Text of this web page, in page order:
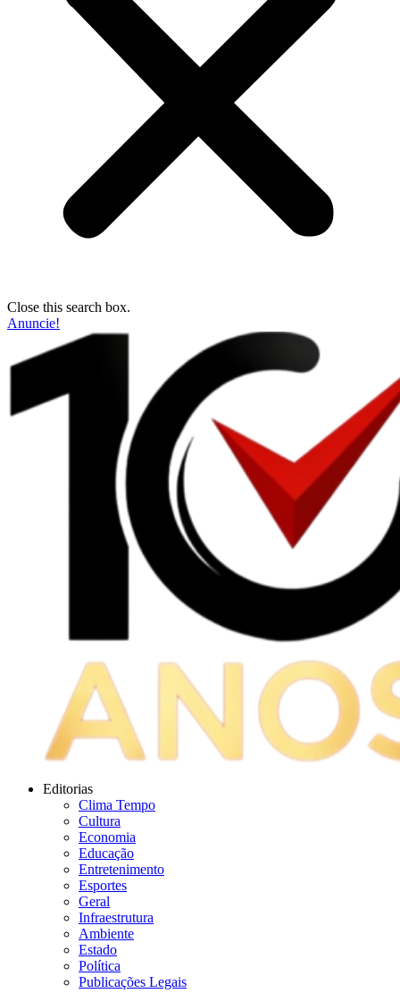
Close this search box.
Anuncie!
Editorias
Clima Tempo
Cultura
Economia
Educação
Entretenimento
Esportes
Geral
Infraestrutura
Ambiente
Estado
Política
Publicações Legais